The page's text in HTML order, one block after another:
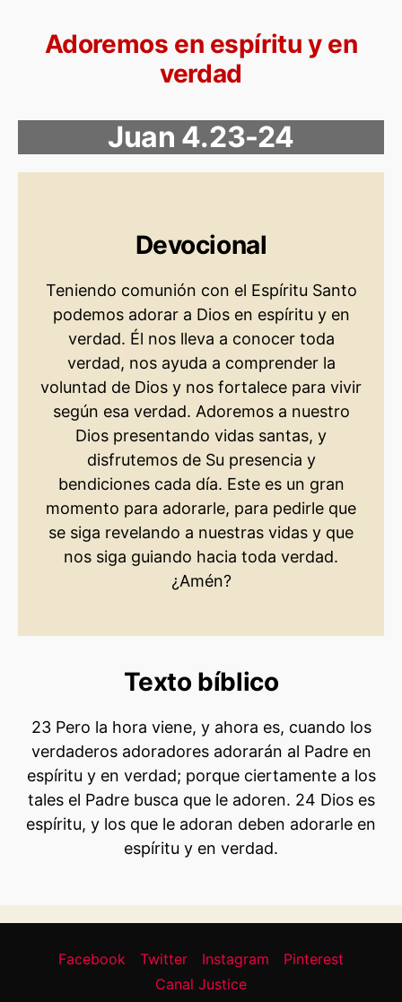
Adoremos en espíritu y en
verdad
Juan 4.23-24
Devocional
Teniendo comunión con el Espíritu Santo
podemos adorar a Dios en espíritu y en
verdad. Él nos lleva a conocer toda
verdad, nos ayuda a comprender la
voluntad de Dios y nos fortalece para vivir
según esa verdad. Adoremos a nuestro
Dios presentando vidas santas, y
disfrutemos de Su presencia y
bendiciones cada día. Este es un gran
momento para adorarle, para pedirle que
se siga revelando a nuestras vidas y que
nos siga guiando hacia toda verdad.
¿Amén?
Texto bíblico
23 Pero la hora viene, y ahora es, cuando los
verdaderos adoradores adorarán al Padre en
espíritu y en verdad; porque ciertamente a los
tales el Padre busca que le adoren. 24 Dios es
espíritu, y los que le adoran deben adorarle en
espíritu y en verdad.
Facebook Twitter Instagram
Pinterest
Canal Justice